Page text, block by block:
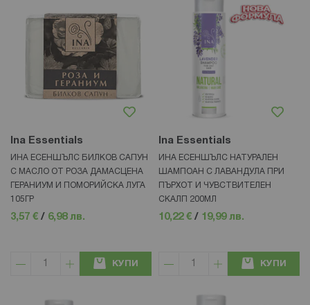
Ina Essentials
ИНА ЕСЕНШЪЛС БИЛКОВ САПУН
С МАСЛО ОТ РОЗА ДАМАСЦЕНА
ГЕРАНИУМ И ПОМОРИЙСКА ЛУГА
105ГР
3,57 € / 6,98 лв.
КУПИ
Ina Essentials
ИНА ЕСЕНШЪЛС НАТУРАЛЕН
ШАМПОАН С ЛАВАНДУЛА ПРИ
ПЪРХОТ И ЧУВСТВИТЕЛЕН
СКАЛП 200МЛ
10,22 € / 19,99 лв.
КУПИ